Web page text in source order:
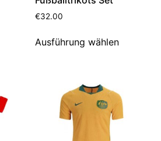
€32.00
Ausführung wählen